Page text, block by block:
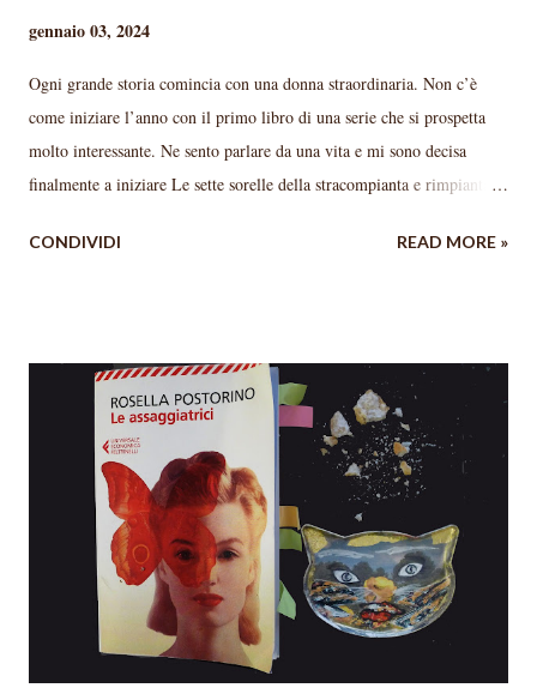
gennaio 03, 2024
Ogni grande storia comincia con una donna straordinaria. Non c’è
come iniziare l’anno con il primo libro di una serie che si prospetta
molto interessante. Ne sento parlare da una vita e mi sono decisa
finalmente a iniziare Le sette sorelle della stracompianta e rimpianta
fatto apprezzare ancora di più questo primo romanzo; non nascondo
rete. In brevissimo: Pa’ Salt è l’eccentrico proprietario di Atlantis,
uno splendido castello sul lago di Ginevra. Periodicamente porta lì
una bambina adottata che chiama come una delle Pleiadi (le Sette
Sorelle, appunto), la lascia alle cure di Marina e riparte. A queste sei
bambine (sono sei, non sette, immagino si capirà il perché) darà la
possibilità di crescere ed eman...
CONDIVIDI READ MORE »